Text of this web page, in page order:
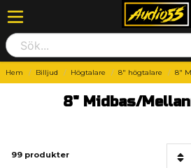
Hem Billjud Högtalare 8" högtalare 8"
8" Midbas/
99 produkter